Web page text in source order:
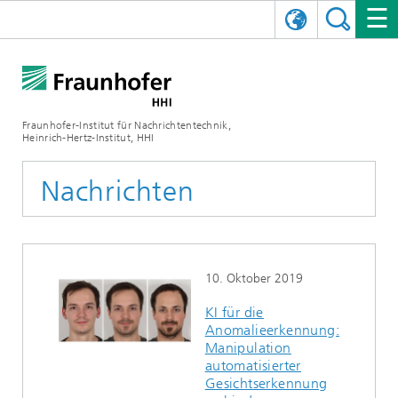
Fraunhofer-Institut für Nachrichtentechnik,
Heinrich-Hertz-Institut, HHI
Organisationsplan
Forschungsbereiche
AI & Video
Qualitätsmanagement
Mobilität
Kompression
Multimedia
Digitaler Zwilling
Videokommunikation und Applikationen
Vision and Imaging Technologies
Künstliche Intelligenz
KOMMUNIKATION & NETZE
Drahtlose Kommunikation und Netze
Photonische Netze und Systeme
PHOTONISCHE KOMPONENTEN & SYSTEME
Hybride Integration und Sensorik
InP und HF
NACHRICHTEN
Archiv
PRESSEMITTEILUNGEN
JAHRESBERICHTE
VERANSTALTUNGEN
SHOWROOMS
SCIENCE TECH SPACE
UNSERE STELLEN
WEITERE INFOS ZUM FRAUNHOFER HHI ALS ARBEITGEBER
Nachrichten
10. Oktober 2019
KI für die
Anomalieerkennung:
Manipulation
automatisierter
Gesichtserkennung